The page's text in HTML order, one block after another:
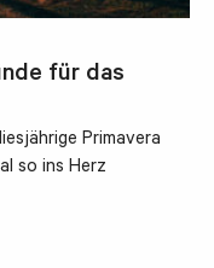
für das
Primavera
so ins Herz